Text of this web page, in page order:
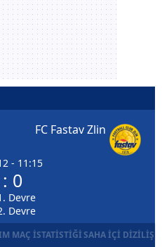
- 11:15
0
Devre
Devre
FC Fastav Zlin
MAÇ İSTATISTIĞISAHA İÇI DIZILIŞ